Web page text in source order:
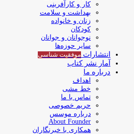
کار و کارآفرینی
بهداشت و سلامت
زنان و خانواده
کودکان
نوجوانان و جوانان
سایر حوزه‌ها
انتشارات موفقیت‌ شناسی
آمار نشر کتاب
درباره ما
اهداف
خط مشی
تماس با ما
حریم خصوصی
درباره موسس
About Founder
همکاری با خبرنگاران